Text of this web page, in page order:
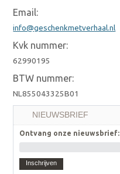
Email:
info@geschenkmetverhaal.nl
Kvk nummer:
62990195
BTW nummer:
NL855043325B01
NIEUWSBRIEF
Ontvang onze nieuwsbrief:
Inschrijven